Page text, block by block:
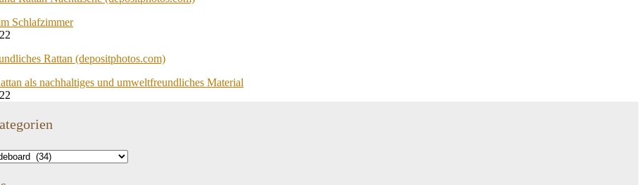
Schlafzimmer
als nachhaltiges und umweltfreundliches Material